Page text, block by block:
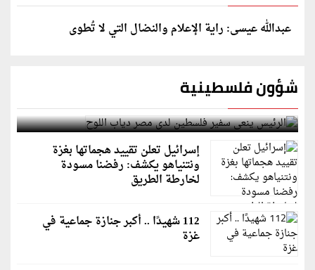
عبدالله عيسى: راية الإعلام والنضال التي لا تُطوى
شؤون فلسطينية
الرئيس ينعى سفير فلسطين لدى مصر دياب اللوح
إسرائيل تعلن تقييد هجماتها بغزة
ونتنياهو يكشف: رفضنا مسودة
لخارطة الطريق
112 شهيدًا .. أكبر جنازة جماعية في
غزة